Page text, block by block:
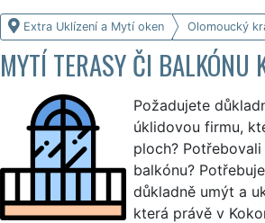
Extra Uklízení a Mytí oken Olomoucký
MYTÍ TERASY ČI BALKÓNU
Požadujete
úklidovou firmu,
ploch?
balkónu?
důkladně umýt a
která právě v